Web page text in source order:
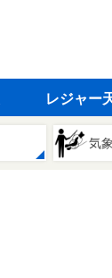
レジャー
気